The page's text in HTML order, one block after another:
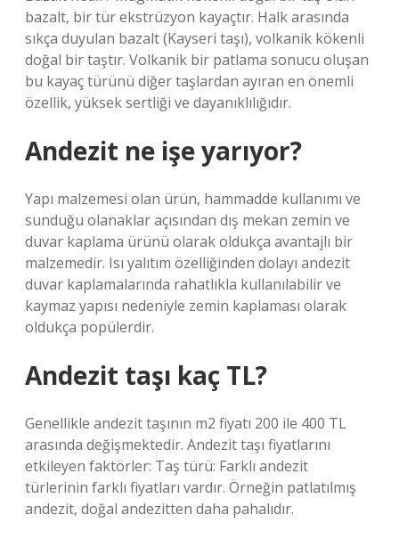
bazalt, bir tür ekstrüzyon kayaçtır. Halk arasında
sıkça duyulan bazalt (Kayseri taşı), volkanik kökenli
doğal bir taştır. Volkanik bir patlama sonucu oluşan
bu kayaç türünü diğer taşlardan ayıran en önemli
özellik, yüksek sertliği ve dayanıklılığıdır.
Andezit ne işe yarıyor?
Yapı malzemesi olan ürün, hammadde kullanımı ve
sunduğu olanaklar açısından dış mekan zemin ve
duvar kaplama ürünü olarak oldukça avantajlı bir
malzemedir. Isı yalıtım özelliğinden dolayı andezit
duvar kaplamalarında rahatlıkla kullanılabilir ve
kaymaz yapısı nedeniyle zemin kaplaması olarak
oldukça popülerdir.
Andezit taşı kaç TL?
Genellikle andezit taşının m2 fiyatı 200 ile 400 TL
arasında değişmektedir. Andezit taşı fiyatlarını
etkileyen faktörler: Taş türü: Farklı andezit
türlerinin farklı fiyatları vardır. Örneğin patlatılmış
andezit, doğal andezitten daha pahalıdır.